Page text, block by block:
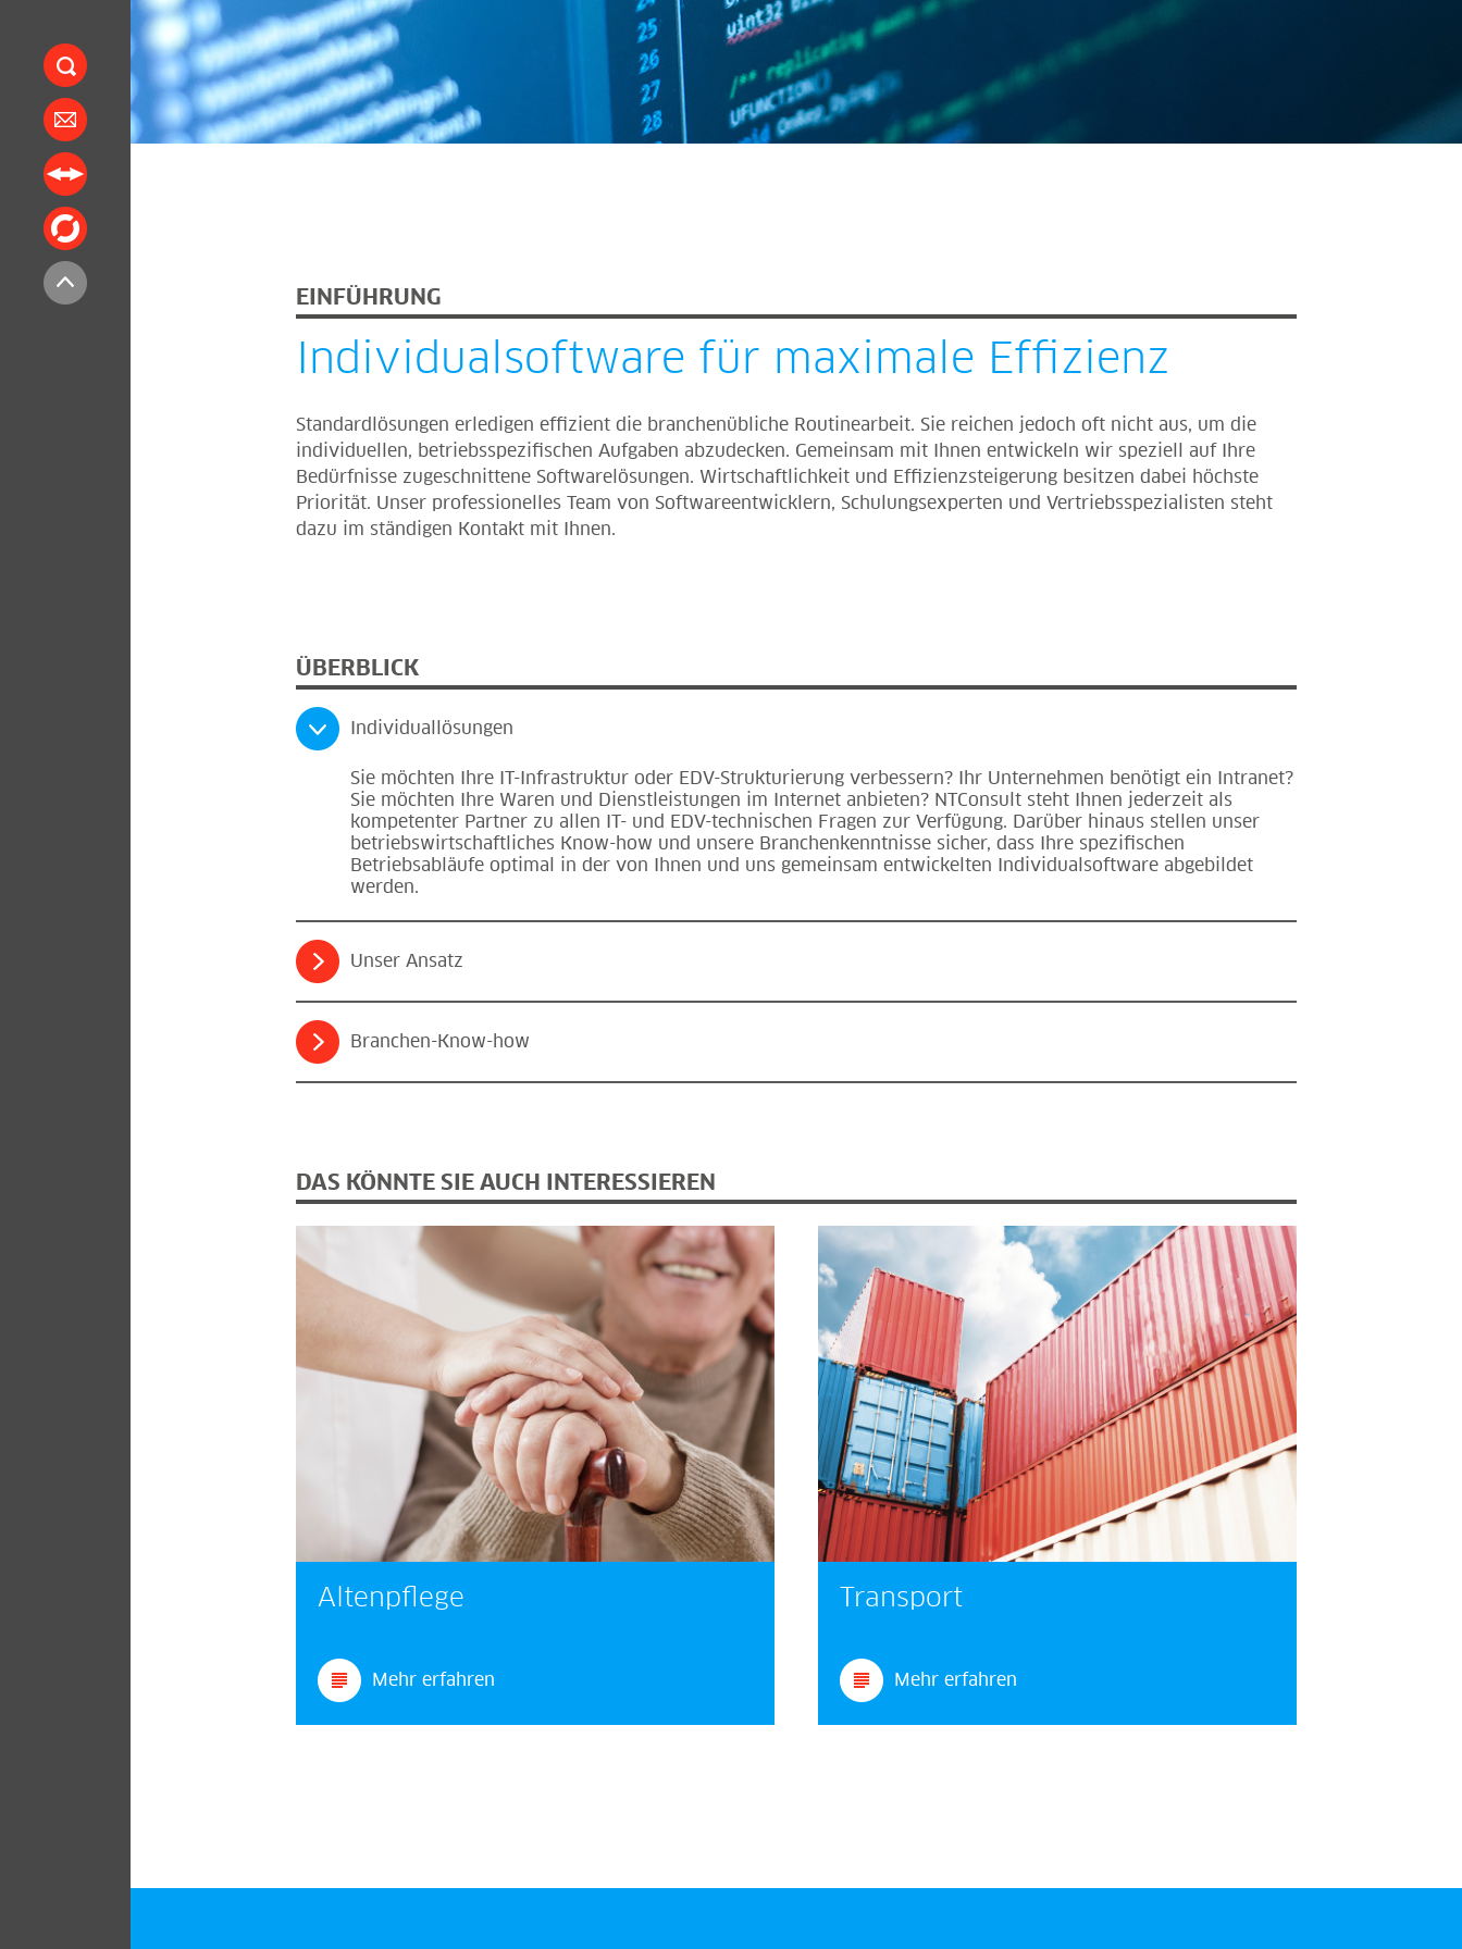
EINFÜHRUNG
Individualsoftware für maximale Effizienz
Standardlösungen erledigen effizient die branchenübliche Routinearbeit. Sie reichen jedoch oft nicht aus, um die
individuellen, betriebsspezifischen Aufgaben abzudecken. Gemeinsam mit Ihnen entwickeln wir speziell auf Ihre
Bedürfnisse zugeschnittene Softwarelösungen. Wirtschaftlichkeit und Effizienzsteigerung besitzen dabei höchste
Priorität. Unser professionelles Team von Softwareentwicklern, Schulungsexperten und Vertriebsspezialisten steht
dazu im ständigen Kontakt mit Ihnen.
ÜBERBLICK
Individuallösungen
Sie möchten Ihre IT-Infrastruktur oder EDV-Strukturierung verbessern? Ihr Unternehmen benötigt ein Intranet?
Sie möchten Ihre Waren und Dienstleistungen im Internet anbieten? NTConsult steht Ihnen jederzeit als
kompetenter Partner zu allen IT- und EDV-technischen Fragen zur Verfügung. Darüber hinaus stellen unser
betriebswirtschaftliches Know-how und unsere Branchenkenntnisse sicher, dass Ihre spezifischen
Betriebsabläufe optimal in der von Ihnen und uns gemeinsam entwickelten Individualsoftware abgebildet
werden.
Unser Ansatz
Branchen-Know-how
DAS KÖNNTE SIE AUCH INTERESSIEREN
Altenpflege
Mehr erfahren
Transport
Mehr erfahren